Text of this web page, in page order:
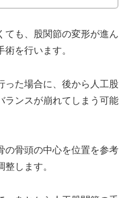
ても、股関節の変形が進ん
を行います。
った場合に、後から人工股
ランスが崩れてしまう可能
の骨頭の中心を位置を参考
します。